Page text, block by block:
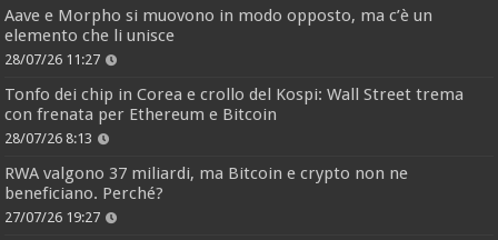
Aave e Morpho si muovono in modo opposto, ma c’è un
elemento che li unisce
28/07/26 11:27
Tonfo dei chip in Corea e crollo del Kospi: Wall Street trema
con frenata per Ethereum e Bitcoin
28/07/26 8:13
RWA valgono 37 miliardi, ma Bitcoin e crypto non ne
beneficiano. Perché?
27/07/26 19:27